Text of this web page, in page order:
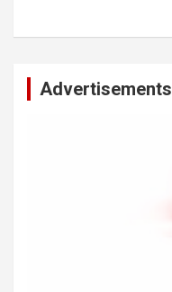
Advertisements